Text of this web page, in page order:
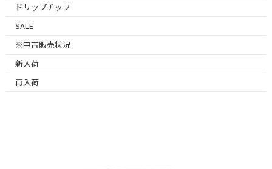
ドリップチップ
SALE
※中古販売状況
新入荷
再入荷